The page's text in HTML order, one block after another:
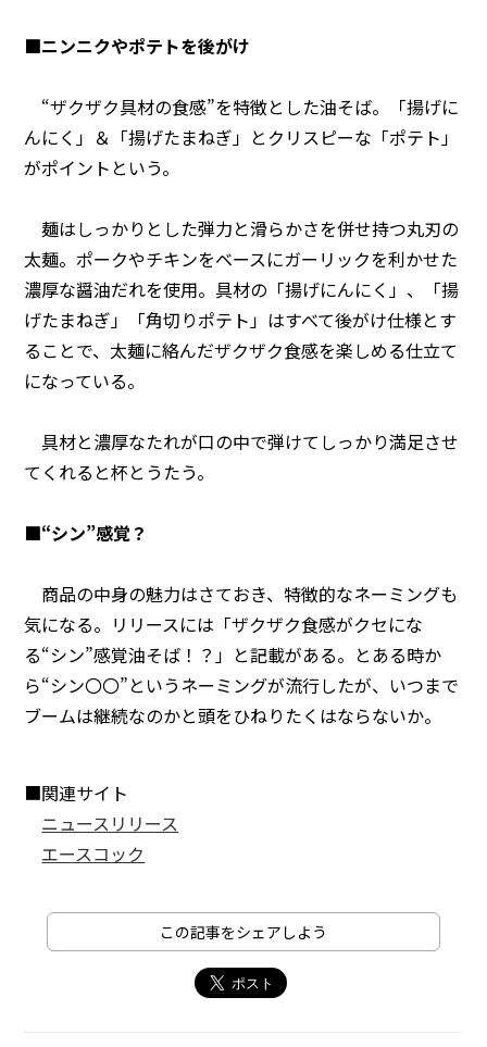
■ニンニクやポテトを後がけ
“ザクザク具材の食感”を特徴とした油そば。「揚げに
んにく」＆「揚げたまねぎ」とクリスピーな「ポテト」
がポイントという。
麺はしっかりとした弾力と滑らかさを併せ持つ丸刃の
太麺。ポークやチキンをベースにガーリックを利かせた
濃厚な醤油だれを使用。具材の「揚げにんにく」、「揚
げたまねぎ」「角切りポテト」はすべて後がけ仕様とす
ることで、太麺に絡んだザクザク食感を楽しめる仕立て
になっている。
具材と濃厚なたれが口の中で弾けてしっかり満足させ
てくれると杯とうたう。
■“シン”感覚？
商品の中身の魅力はさておき、特徴的なネーミングも
気になる。リリースには「ザクザク食感がクセにな
る“シン”感覚油そば！？」と記載がある。とある時か
ら“シン〇〇”というネーミングが流行したが、いつまで
ブームは継続なのかと頭をひねりたくはならないか。
■関連サイト
ニュースリリース
エースコック
この記事をシェアしよう